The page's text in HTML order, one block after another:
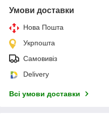
Умови доставки
Нова Пошта
Укрпошта
Самовивіз
Delivery
Всі умови доставки